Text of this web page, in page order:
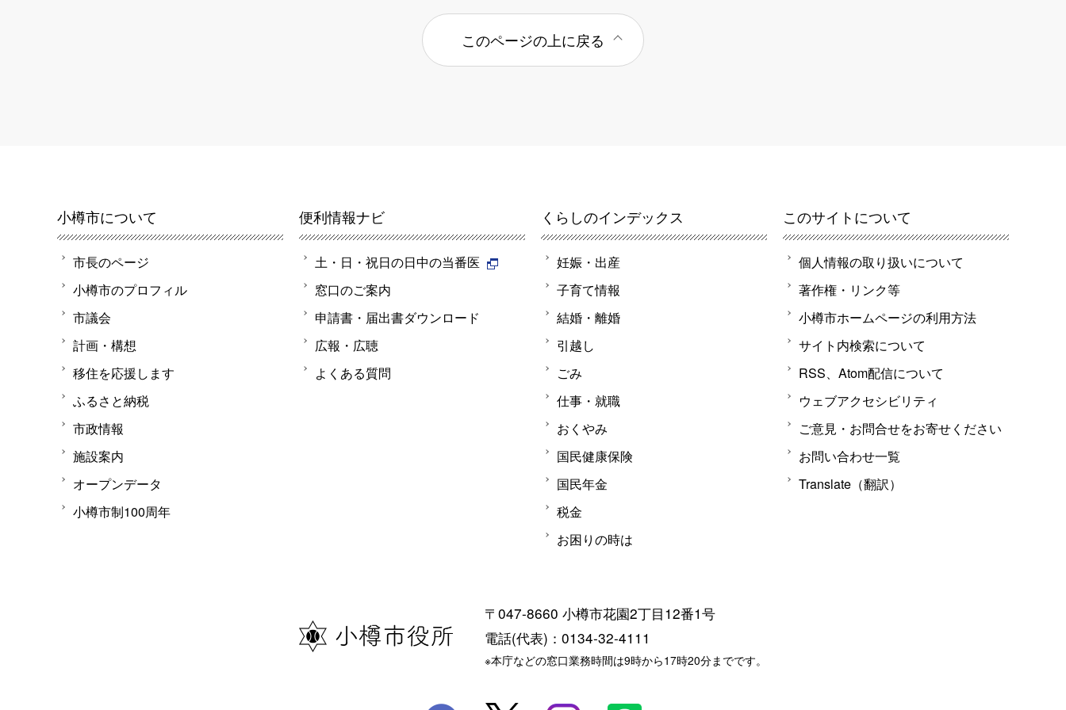
このページの上に戻る
小樽市について
市長のページ
小樽市のプロフィル
市議会
計画・構想
移住を応援します
ふるさと納税
市政情報
施設案内
オープンデータ
小樽市制100周年
便利情報ナビ
土・日・祝日の日中の当番医
窓口のご案内
申請書・届出書ダウンロード
広報・広聴
よくある質問
くらしのインデックス
妊娠・出産
子育て情報
結婚・離婚
引越し
ごみ
仕事・就職
おくやみ
国民健康保険
国民年金
税金
お困りの時は
このサイトについて
個人情報の取り扱いについて
著作権・リンク等
小樽市ホームページの利用方法
サイト内検索について
RSS、Atom配信について
ウェブアクセシビリティ
ご意見・お問合せをお寄せください
お問い合わせ一覧
Translate（翻訳）
〒047-8660 小樽市花園2丁目12番1号
電話(代表)：0134-32-4111
※本庁などの窓口業務時間は9時から17時20分までです。